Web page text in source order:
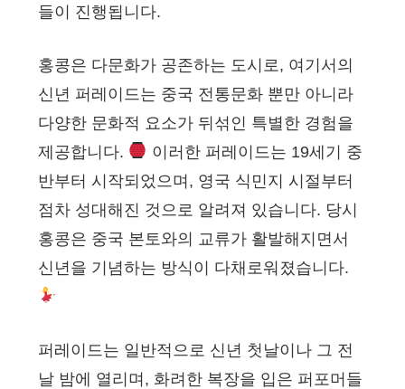
들이 진행됩니다.
홍콩은 다문화가 공존하는 도시로, 여기서의
신년 퍼레이드는 중국 전통문화 뿐만 아니라
다양한 문화적 요소가 뒤섞인 특별한 경험을
제공합니다.
이러한 퍼레이드는 19세기 중
반부터 시작되었으며, 영국 식민지 시절부터
점차 성대해진 것으로 알려져 있습니다. 당시
홍콩은 중국 본토와의 교류가 활발해지면서
신년을 기념하는 방식이 다채로워졌습니다.
퍼레이드는 일반적으로 신년 첫날이나 그 전
날 밤에 열리며, 화려한 복장을 입은 퍼포머들